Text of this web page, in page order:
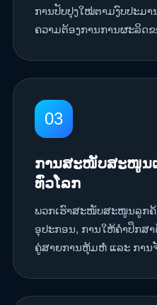
ການປັບປຸງໃໝ່ຕາມງົບປະມາ
ຄວາມຕ້ອງການການຜະລິດຂ
03
ການສະໜັບສະໜູນເ
ທົ່ວໂລກ
ພວກເຮົາສະໜັບສະໜູນລູກຄ້
ອຸປະກອນ, ການໃຫ້ຄຳປຶກສ
ຄູ່ສາຍການຫຸ້ມຫໍ່ ແລະ ການ